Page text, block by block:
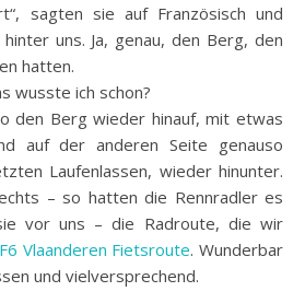
sagten sie auf Französisch und
uns. Ja, genau, den Berg, den
hatten.
wusste ich schon?
den Berg wieder hinauf, mit etwas
auf der anderen Seite genauso
Laufenlassen, wieder hinunter.
– so hatten die Rennradler es
vor uns – die Radroute, die wir
Vlaanderen Fietsroute. Wunderbar
und vielversprechend.